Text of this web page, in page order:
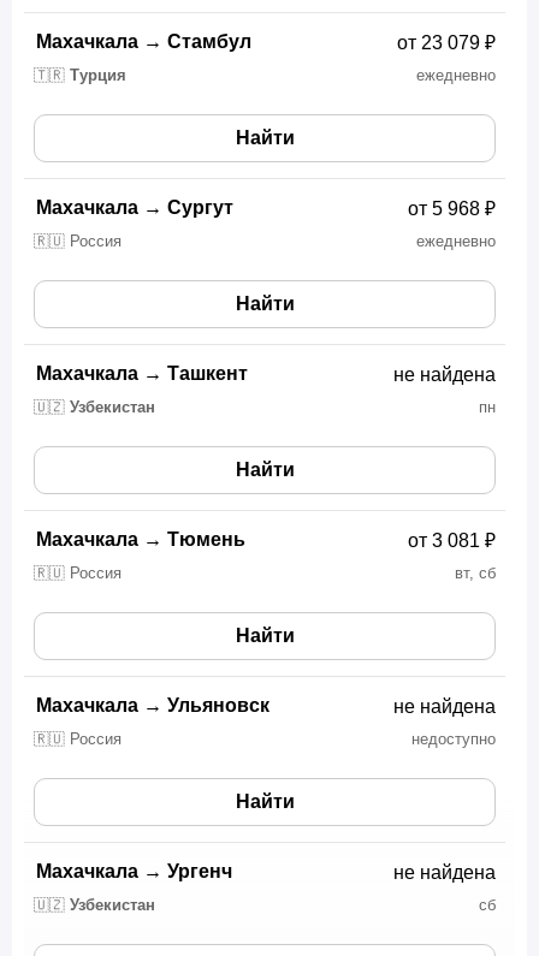
Махачкала → Стамбул
🇹🇷 Турция ежедневно
от 23 079 ₽
Найти
Махачкала → Сургут
🇷🇺 Россия ежедневно
от 5 968 ₽
Найти
Махачкала → Ташкент
🇺🇿 Узбекистан пн
не найдена
Найти
Махачкала → Тюмень
🇷🇺 Россия вт, сб
от 3 081 ₽
Найти
Махачкала → Ульяновск
🇷🇺 Россия недоступно
не найдена
Найти
Махачкала → Ургенч
🇺🇿 Узбекистан сб
не найдена